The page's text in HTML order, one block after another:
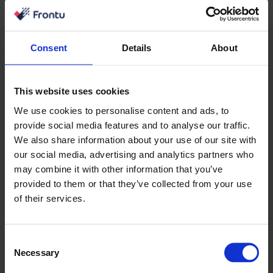
Consent Details About
This website uses cookies
We use cookies to personalise content and ads, to
provide social media features and to analyse our traffic.
We also share information about your use of our site with
our social media, advertising and analytics partners who
may combine it with other information that you’ve
provided to them or that they’ve collected from your use
of their services.
Selection
Necessary
Seal The Deal